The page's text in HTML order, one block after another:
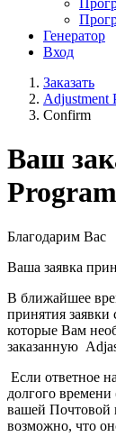
Генератор
Вход
Заказать
Adjustment
Confirm
Ваш
Благодарим Вас
Ваша заявка
В ближайшее
принятия заявки
которые Вам
заказанную
Если ответное
долгого
вашей Почтовой
возможно, что